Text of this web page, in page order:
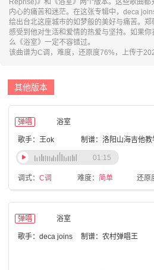
Reprise)》和《浴室》两个版本。这些歌曲
内心的痛苦和迷茫。在这张专辑中，deca
绘出台北这座城市的如梦般的美好与痛苦。
感受到他对生活和爱情的热爱与坚持。如果
么《浴室》一定不容错过。
该曲谱为C调，难度，还原度76%，上传于
其他版本
弹唱 浴室
歌手：王ok 制谱：洛阳山海吉他教
调式： C调 难度： 简单 还原
01:15
弹唱 浴室
歌手：deca joins 制谱：农村弹唱王